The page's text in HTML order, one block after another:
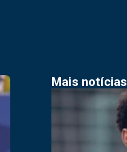
Mais notícias